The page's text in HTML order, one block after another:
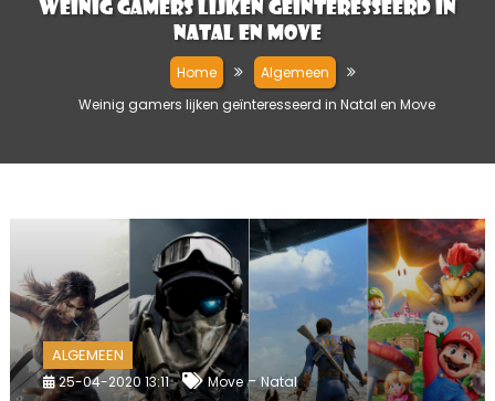
Weinig gamers lijken geïnteresseerd in
Natal en Move
Home
Algemeen
Weinig gamers lijken geïnteresseerd in Natal en Move
ALGEMEEN
25-04-2020 13:11 Move-Natal